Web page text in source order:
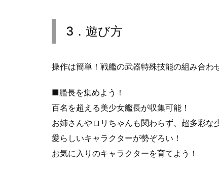
3．遊び方
操作は簡単！戦艦の武器特殊技能の組み合わ
■艦長を集めよう！
百名を超える美少女艦長が収集可能！
お姉さんやロリちゃんも関わらず、超多彩な
愛らしいキャラクターが勢ぞろい！
お気に入りのキャラクターを育てよう！